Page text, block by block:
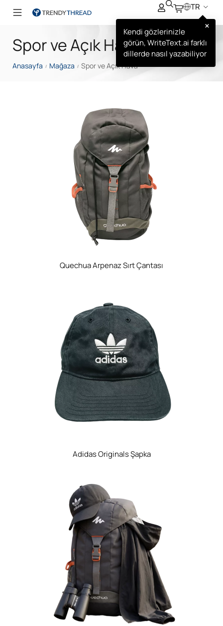
TR
×
Kendi gözlerinizle
görün, WriteText.ai farklı
dillerde nasıl yazabiliyor
Spor ve Açık Hava
Anasayfa / Mağaza / Spor ve Açık Hava
Quechua Arpenaz Sırt Çantası
Adidas Originals Şapka